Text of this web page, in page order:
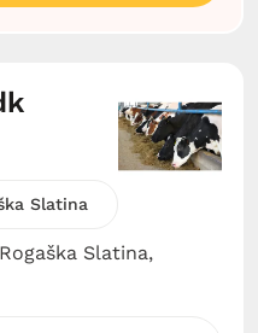
Slatina,
Slatina